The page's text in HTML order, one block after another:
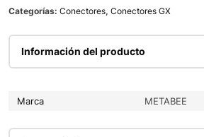
Categorías: Conectores, Conectores GX
Información del producto
Marca METABEE